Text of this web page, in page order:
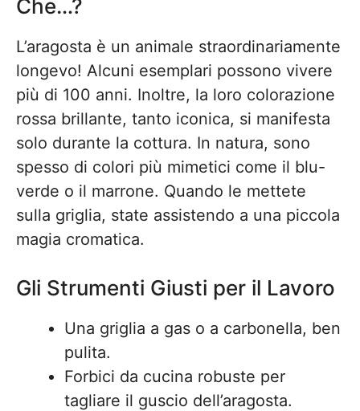
Che…?
L’aragosta è un animale straordinariamente
longevo! Alcuni esemplari possono vivere
più di 100 anni. Inoltre, la loro colorazione
rossa brillante, tanto iconica, si manifesta
solo durante la cottura. In natura, sono
spesso di colori più mimetici come il blu-
verde o il marrone. Quando le mettete
sulla griglia, state assistendo a una piccola
magia cromatica.
Gli Strumenti Giusti per il Lavoro
Una griglia a gas o a carbonella, ben
pulita.
Forbici da cucina robuste per
tagliare il guscio dell’aragosta.